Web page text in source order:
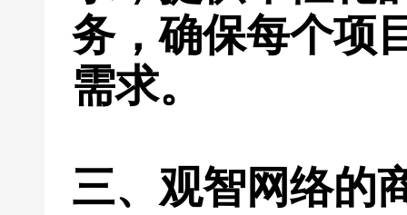
务，确保每个项
需求。
三、观智网络的